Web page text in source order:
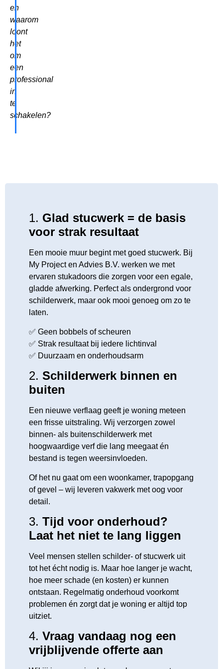
en
waarom
loont
het
om
een
professional
in
te
schakelen?
1. Glad stucwerk = de basis
voor strak resultaat
Een mooie muur begint met goed stucwerk. Bij
My Project en Advies B.V. werken we met
ervaren stukadoors die zorgen voor een egale,
gladde afwerking. Perfect als ondergrond voor
schilderwerk, maar ook mooi genoeg om zo te
laten.
✅ Geen bobbels of scheuren
✅ Strak resultaat bij iedere lichtinval
✅ Duurzaam en onderhoudsarm
2. Schilderwerk binnen en
buiten
Een nieuwe verflaag geeft je woning meteen
een frisse uitstraling. Wij verzorgen zowel
binnen- als buitenschilderwerk met
hoogwaardige verf die lang meegaat én
bestand is tegen weersinvloeden.
Of het nu gaat om een woonkamer, trapopgang
of gevel – wij leveren vakwerk met oog voor
detail.
3. Tijd voor onderhoud?
Laat het niet te lang liggen
Veel mensen stellen schilder- of stucwerk uit
tot het écht nodig is. Maar hoe langer je wacht,
hoe meer schade (en kosten) er kunnen
ontstaan. Regelmatig onderhoud voorkomt
problemen én zorgt dat je woning er altijd top
uitziet.
4. Vraag vandaag nog een
vrijblijvende offerte aan